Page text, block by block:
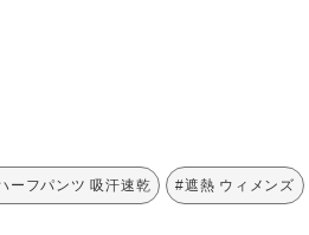
ーフパンツ 吸汗速乾 #遮熱 ウィメンズ